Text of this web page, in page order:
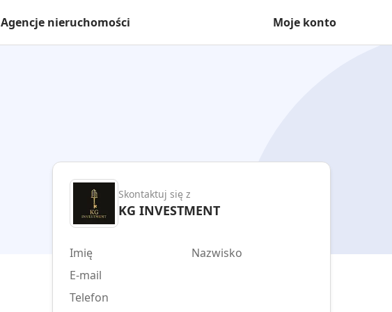
Agencje nieruchomości Moje konto
Skontaktuj się z
KG INVESTMENT